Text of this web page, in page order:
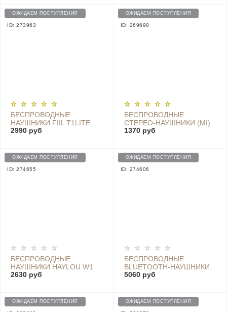
ОЖИДАЕМ ПОСТУПЛЕНИЯ
ID: 273963
БЕСПРОВОДНЫЕ
НАУШНИКИ FIIL T1LITE
2990 руб
ОЖИДАЕМ ПОСТУПЛЕНИЯ
ID: 269690
БЕСПРОВОДНЫЕ
СТЕРЕО-НАУШНИКИ (MI)
MILLET SPORTS
1370 руб
ОЖИДАЕМ ПОСТУПЛЕНИЯ
ID: 274655
БЕСПРОВОДНЫЕ
НАУШНИКИ HAYLOU W1
BLUE
2630 руб
ОЖИДАЕМ ПОСТУПЛЕНИЯ
ID: 274606
БЕСПРОВОДНЫЕ
BLUETOOTH-НАУШНИКИ
REDMI AIRDOTS 3 PRO С
5060 руб
ОЖИДАЕМ ПОСТУПЛЕНИЯ ОЖИДАЕМ ПОСТУПЛЕНИЯ